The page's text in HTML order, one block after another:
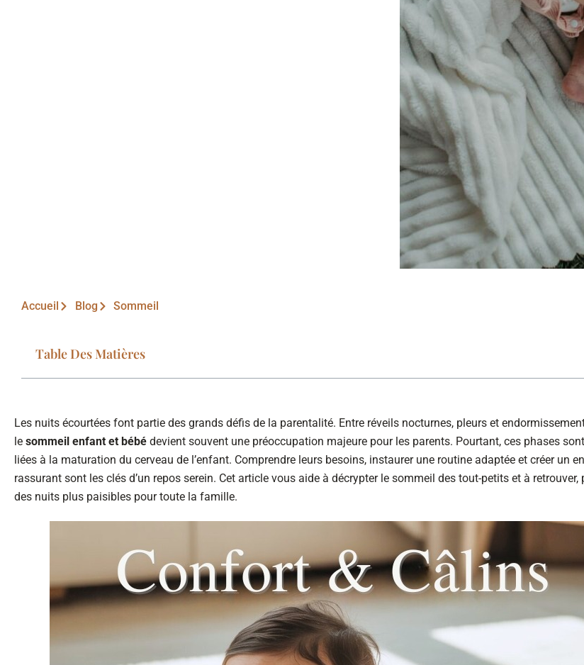
Accueil Blog Sommeil
Table Des Matières
Les nuits écourtées font partie des grands défis de la parentalité. Entre réveils nocturnes, pleurs et
le sommeil enfant et bébé devient souvent une préoccupation majeure pour les parents. Pourtant, ces phases
liées à la maturation du cerveau de l’enfant. Comprendre leurs besoins, instaurer une routine adaptée et créer un
rassurant sont les clés d’un repos serein. Cet article vous aide à décrypter le sommeil des tout-petits et à retrouver,
des nuits plus paisibles pour toute la famille.